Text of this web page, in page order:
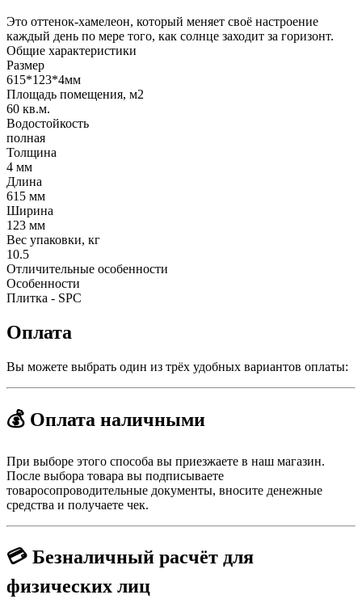
Это оттенок-хамелеон, который меняет своё настроение
каждый день по мере того, как солнце заходит за горизонт.
Общие характеристики
Размер
615*123*4мм
Площадь помещения, м2
60 кв.м.
Водостойкость
полная
Толщина
4 мм
Длина
615 мм
Ширина
123 мм
Вес упаковки, кг
10.5
Отличительные особенности
Особенности
Плитка - SPC
Оплата
Вы можете выбрать один из трёх удобных вариантов оплаты:
💰 Оплата наличными
При выборе этого способа вы приезжаете в наш магазин.
После выбора товара вы подписываете
товаросопроводительные документы, вносите денежные
средства и получаете чек.
💳 Безналичный расчёт для
физических лиц